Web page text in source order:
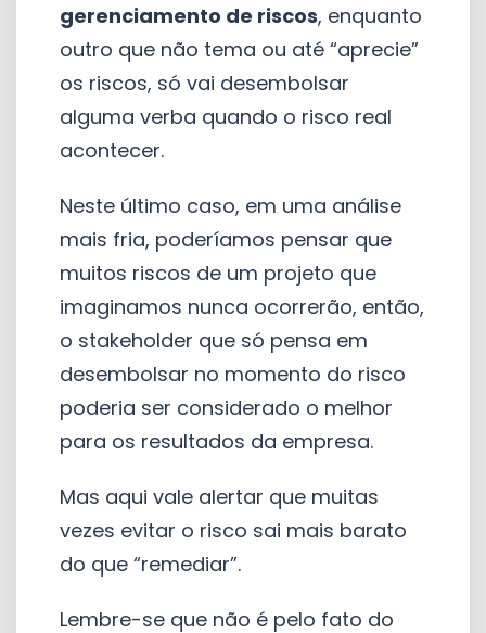
gerenciamento de riscos, enquanto
outro que não tema ou até “aprecie”
os riscos, só vai desembolsar
alguma verba quando o risco real
acontecer.
Neste último caso, em uma análise
mais fria, poderíamos pensar que
muitos riscos de um projeto que
imaginamos nunca ocorrerão, então,
o stakeholder que só pensa em
desembolsar no momento do risco
poderia ser considerado o melhor
para os resultados da empresa.
Mas aqui vale alertar que muitas
vezes evitar o risco sai mais barato
do que “remediar”.
Lembre-se que não é pelo fato do